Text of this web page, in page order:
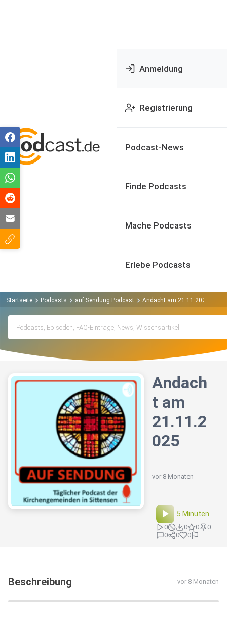
Anmeldung
Registrierung
Podcast-News
Finde Podcasts
Mache Podcasts
Erlebe Podcasts
Startseite Podcasts auf Sendung Podcast Andacht am 21.11.2025
Andach
t am
21.11.2
025
vor 8 Monaten
5 Minuten
0 0 0
0
0
0 0
Beschreibung vor 8 Monaten